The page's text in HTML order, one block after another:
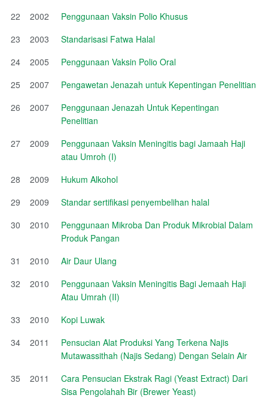
22
2002
Penggunaan Vaksin Polio Khusus
23
2003
Standarisasi Fatwa Halal
24
2005
Penggunaan Vaksin Polio Oral
25
2007
Pengawetan Jenazah untuk Kepentingan Penelitian
26
2007
Penggunaan Jenazah Untuk Kepentingan
Penelitian
27
2009
Penggunaan Vaksin Meningitis bagi Jamaah Haji
atau Umroh (I)
28
2009
Hukum Alkohol
29
2009
Standar sertifikasi penyembelihan halal
30
2010
Penggunaan Mikroba Dan Produk Mikrobial Dalam
Produk Pangan
31
2010
Air Daur Ulang
32
2010
Penggunaan Vaksin Meningitis Bagi Jemaah Haji
Atau Umrah (II)
33
2010
Kopi Luwak
34
2011
Pensucian Alat Produksi Yang Terkena Najis
Mutawassithah (Najis Sedang) Dengan Selain Air
35
2011
Cara Pensucian Ekstrak Ragi (Yeast Extract) Dari
Sisa Pengolahah Bir (Brewer Yeast)